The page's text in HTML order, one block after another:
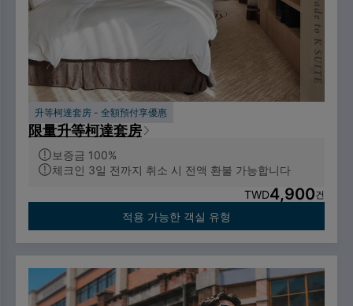
升等柯達套房 - 全額預付享優惠
限量升等柯達套房
보증금 100%
체크인 3일 전까지 취소 시 전액 환불 가능합니다
TWD4,900건
적용 가능한 객실 유형